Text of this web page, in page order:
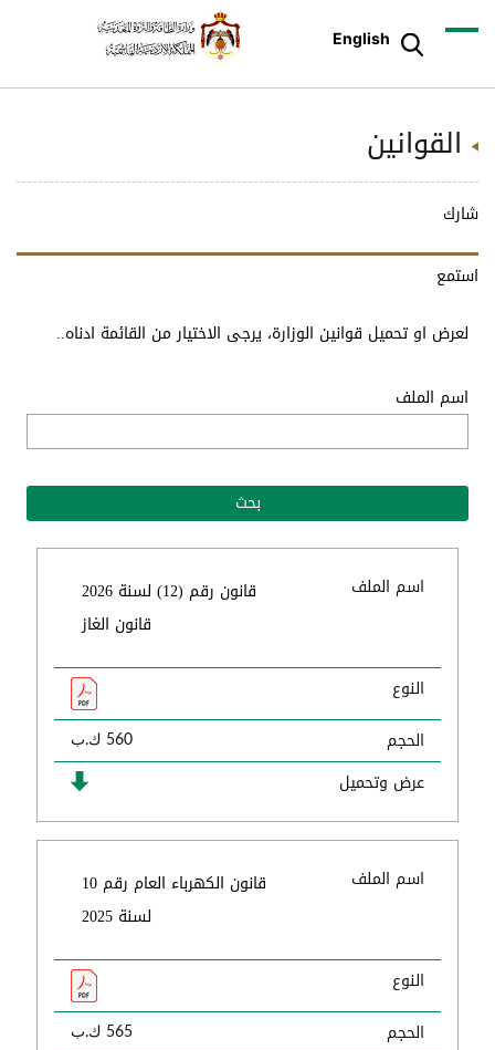
English
القوانين
شارك
استمع
لعرض او تحميل قوانين الوزارة، يرجى الاختيار من القائمة ادناه..
اسم الملف
اسم الملف
قانون رقم (12) لسنة 2026
قانون الغاز
النوع
الحجم
560 ك.ب
عرض وتحميل
اسم الملف
قانون الكهرباء العام رقم 10
لسنة 2025
النوع
الحجم
565 ك.ب